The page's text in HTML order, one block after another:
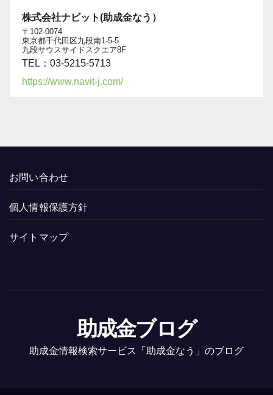
株式会社ナビット(助成金なう）
〒102-0074
東京都千代田区九段南1-5-5
九段サウスサイドスクエア8F
TEL：03-5215-5713
https://www.navit-j.com/
お問い合わせ
個人情報保護方針
サイトマップ
助成金ブログ
助成金情報検索サービス「助成金なう」のブログ